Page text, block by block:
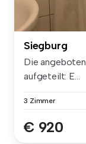
Siegburg
Die
aufgeteilt: E...
3 Zimmer
€ 920